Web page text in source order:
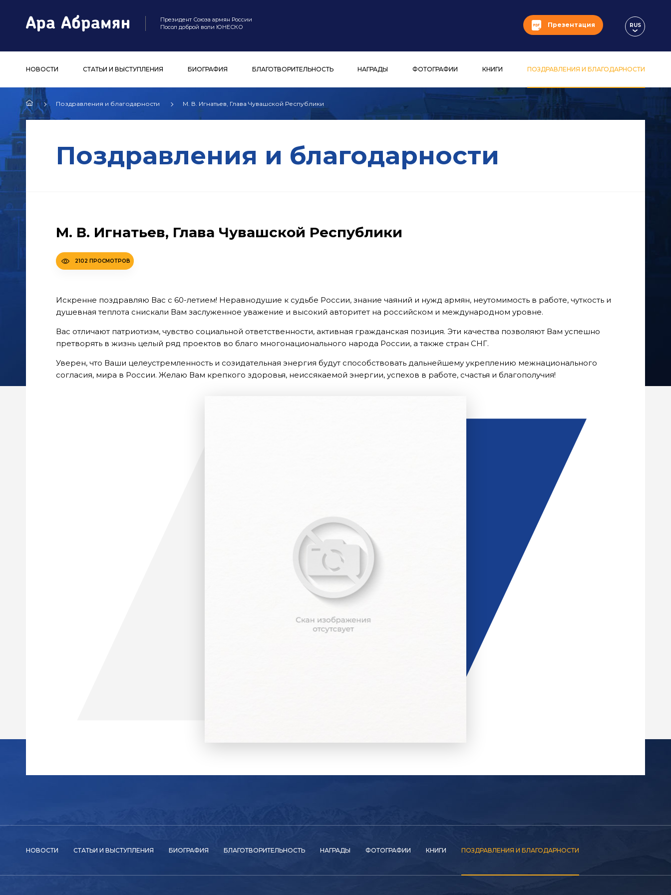
Президент Союза армян России
Посол доброй воли ЮНЕСКО
Презентация RUS
НОВОСТИ СТАТЬИ И ВЫСТУПЛЕНИЯ БИОГРАФИЯ БЛАГОТВОРИТЕЛЬНОСТЬ НАГРАДЫ ФОТОГРАФИИ КНИГИ ПОЗДРАВЛЕНИЯ И БЛАГОДАРНОСТИ
Поздравления и благодарности М. В. Игнатьев, Глава Чувашской Республики
Поздравления и благодарности
М. В. Игнатьев, Глава Чувашской Республики
2102 ПРОСМОТРОВ
Искренне поздравляю Вас с 60-летием! Неравнодушие к судьбе России, знание чаяний и нужд армян, неутомимость в работе, чуткость и
душевная теплота снискали Вам заслуженное уважение и высокий авторитет на российском и международном уровне.
Вас отличают патриотизм, чувство социальной ответственности, активная гражданская позиция. Эти качества позволяют Вам успешно
претворять в жизнь целый ряд проектов во благо многонационального народа России, а также стран СНГ.
Уверен, что Ваши целеустремленность и созидательная энергия будут способствовать дальнейшему укреплению межнационального
согласия, мира в России. Желаю Вам крепкого здоровья, неиссякаемой энергии, успехов в работе, счастья и благополучия!
НОВОСТИ СТАТЬИ И ВЫСТУПЛЕНИЯ БИОГРАФИЯ БЛАГОТВОРИТЕЛЬНОСТЬ НАГРАДЫ ФОТОГРАФИИ КНИГИ ПОЗДРАВЛЕНИЯ И БЛАГОДАРНОСТИ